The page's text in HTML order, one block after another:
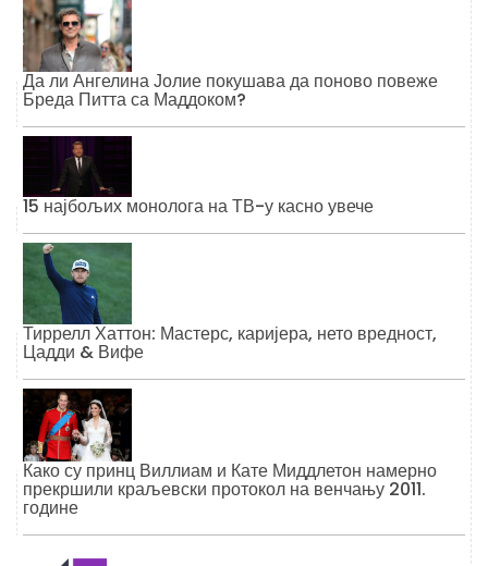
Да ли Ангелина Јолие покушава да поново повеже
Бреда Питта са Маддоком?
15 најбољих монолога на ТВ-у касно увече
Тиррелл Хаттон: Мастерс, каријера, нето вредност,
Цадди & Вифе
Како су принц Виллиам и Кате Миддлетон намерно
прекршили краљевски протокол на венчању 2011.
године